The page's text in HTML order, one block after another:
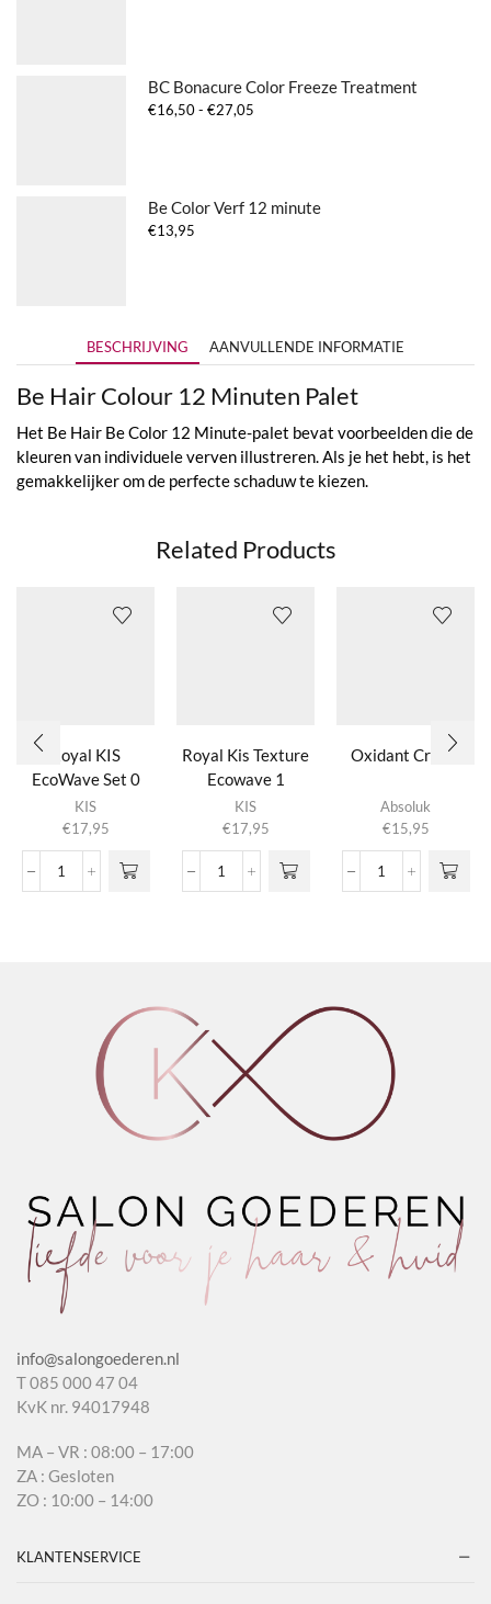
BC Bonacure Color Freeze Treatment
€16,50- €27,05
Be Color Verf 12 minute
€13,95
BESCHRIJVING AANVULLENDE INFORMATIE
Be Hair Colour 12 Minuten Palet
Het Be Hair Be Color 12 Minute-palet bevat voorbeelden die de
kleuren van individuele verven illustreren. Als je het hebt, is het
gemakkelijker om de perfecte schaduw te kiezen.
Related Products
Royal KIS
EcoWave Set 0
KIS
€17,95
Royal
Royal Kis Texture
Ecowave 1
KIS
€17,95
Royal
Oxidant Cream
Absoluk
€15,95
Oxidant
heeft
meerdere
Deze optie
info@salongoederen.nl
T 085 000 47 04
KvK nr. 94017948
MA – VR : 08:00 – 17:00
ZA : Gesloten
ZO : 10:00 – 14:00
KLANTENSERVICE